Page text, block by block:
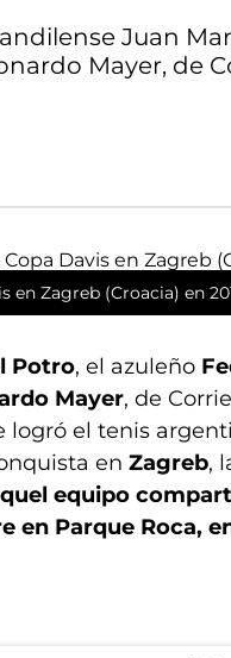
Juan
Mayer, de
en Zagreb (Croacia) en
Potro, el azuleño
Mayer, de
logró el tenis
en Zagreb,
equipo
en Parque Roca,